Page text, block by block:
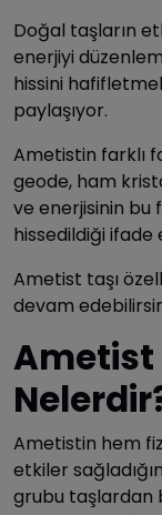
Doğal taşların
enerjiyi
hissini
paylaşıyor.
Ametistin farklı
geode, ham
ve enerjisinin bu
hissedildiği ifade
Ametist taşı
devam
Ametist
Ametistin hem
etkiler
grubu taşlardan